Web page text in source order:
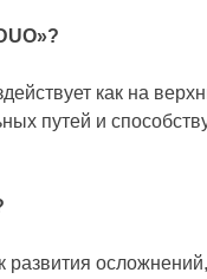
как на
путей и